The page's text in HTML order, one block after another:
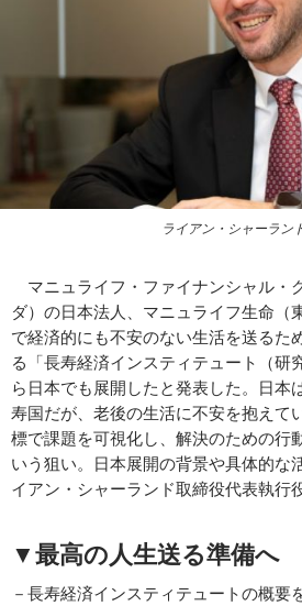
ライアン・シャーラン
マニュライフ・ファイナンシャル・
ダ）の日本法人、マニュライフ生命（
で経済的にも不安のない生活を送るた
る「長寿経済インスティテュート（研
ら日本でも展開したと発表した。日本
寿国だが、老後の生活に不安を抱えて
標で課題を可視化し、解決のための行
いう狙い。日本展開の背景や具体的な
イアン・シャーランド取締役代表執行
▼最高の人生送る準備へ
－長寿経済インスティテュートの概要